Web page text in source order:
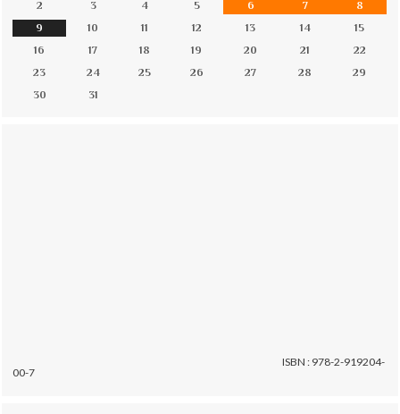
2 3 4 5 6 7
8
9
10 11 12 13 14
15
16
17 18 19 20 21
22
23
24 25 26 27 28
29
30
31
ISBN : 978-2-919204-
00-7